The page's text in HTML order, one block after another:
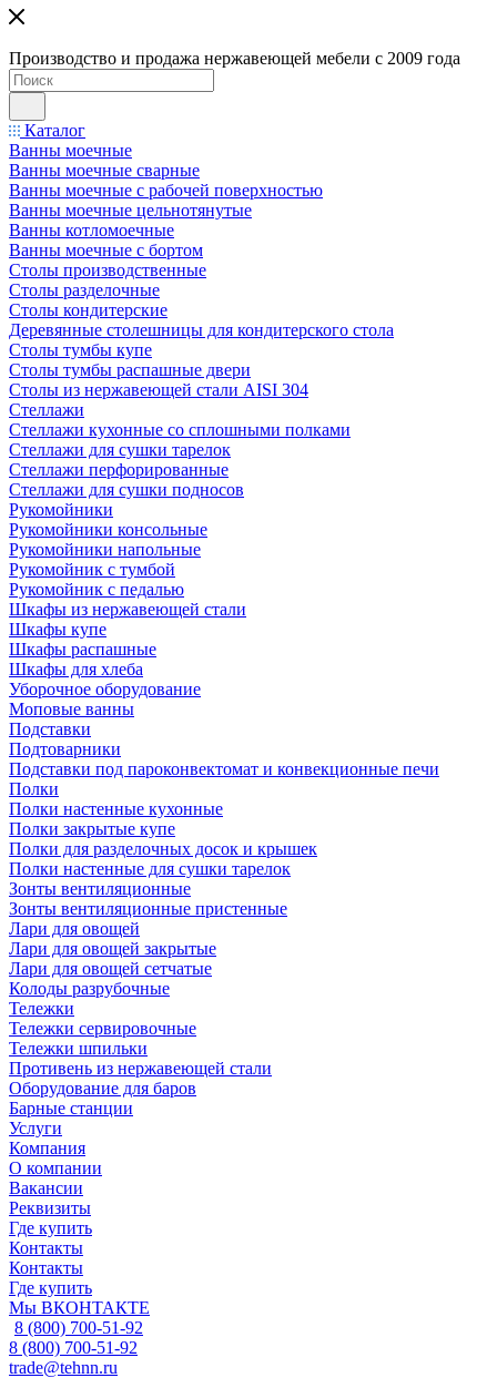
Производство и продажа нержавеющей мебели с 2009 года
Каталог
Ванны моечные
Ванны моечные сварные
Ванны моечные с рабочей поверхностью
Ванны моечные цельнотянутые
Ванны котломоечные
Ванны моечные с бортом
Столы производственные
Столы разделочные
Столы кондитерские
Деревянные столешницы для кондитерского стола
Столы тумбы купе
Столы тумбы распашные двери
Столы из нержавеющей стали AISI 304
Стеллажи
Стеллажи кухонные со сплошными полками
Стеллажи для сушки тарелок
Стеллажи перфорированные
Стеллажи для сушки подносов
Рукомойники
Рукомойники консольные
Рукомойники напольные
Рукомойник с тумбой
Рукомойник с педалью
Шкафы из нержавеющей стали
Шкафы купе
Шкафы распашные
Шкафы для хлеба
Уборочное оборудование
Моповые ванны
Подставки
Подтоварники
Подставки под пароконвектомат и конвекционные печи
Полки
Полки настенные кухонные
Полки закрытые купе
Полки для разделочных досок и крышек
Полки настенные для сушки тарелок
Зонты вентиляционные
Зонты вентиляционные пристенные
Лари для овощей
Лари для овощей закрытые
Лари для овощей сетчатые
Колоды разрубочные
Тележки
Тележки сервировочные
Тележки шпильки
Противень из нержавеющей стали
Оборудование для баров
Барные станции
Услуги
Компания
О компании
Вакансии
Реквизиты
Где купить
Контакты
Контакты
Где купить
Мы ВКОНТАКТЕ
8 (800) 700-51-92
8 (800) 700-51-92
trade@tehnn.ru